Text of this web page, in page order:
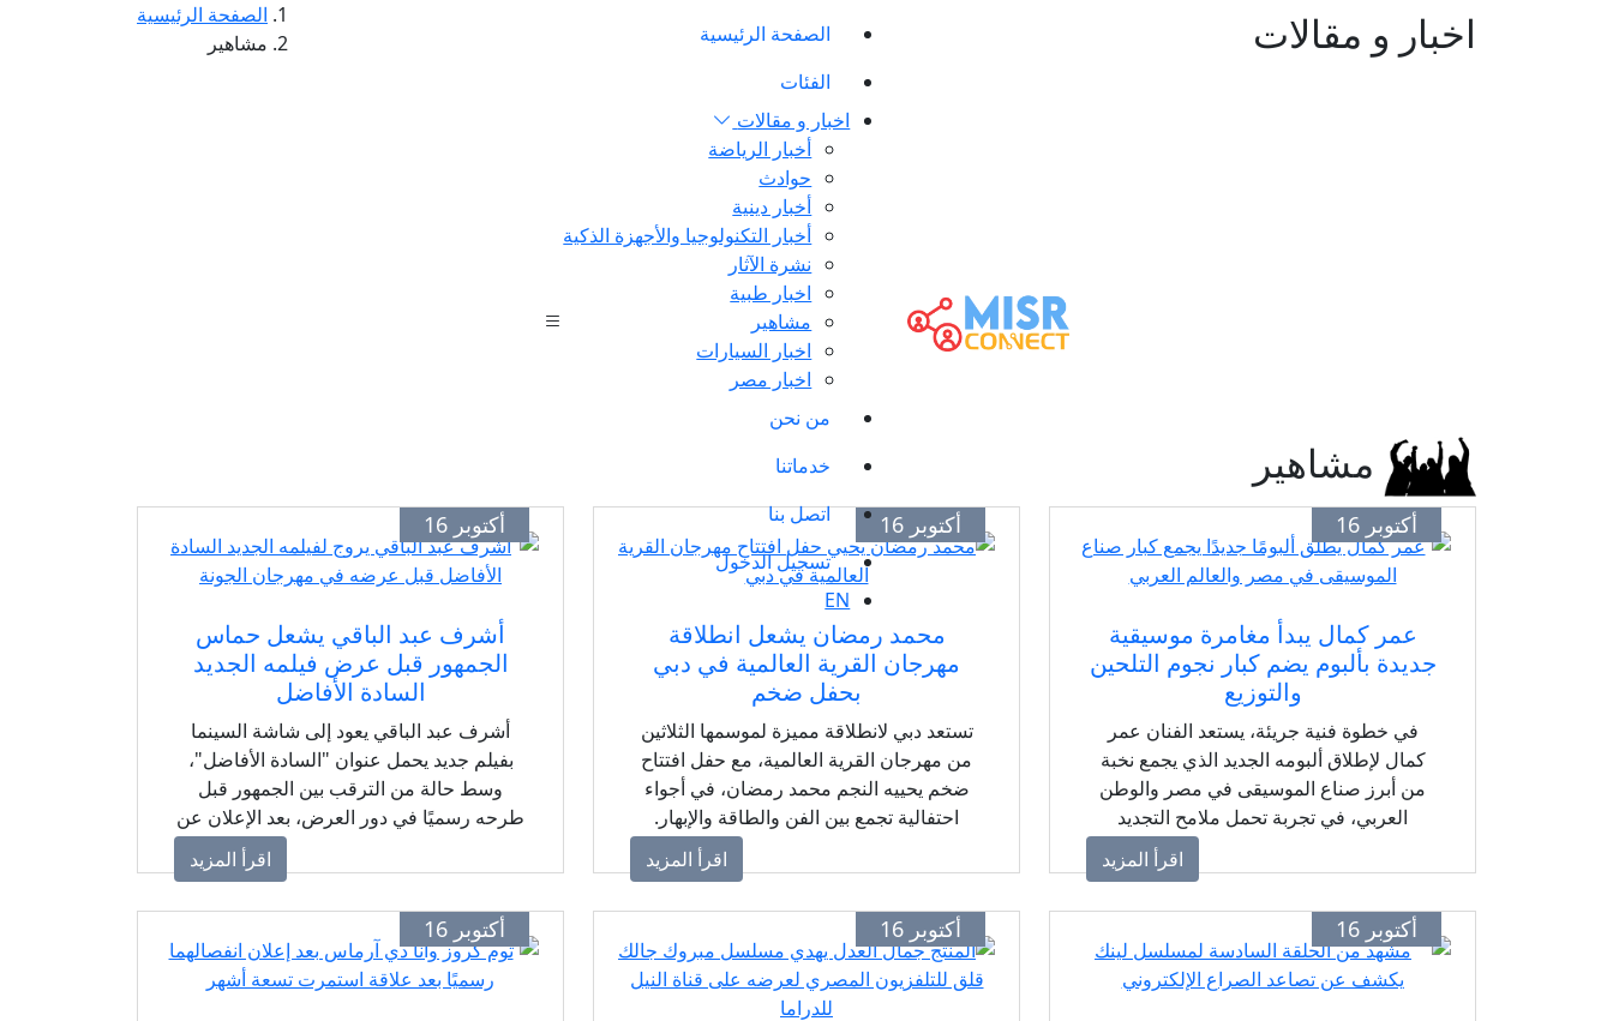
الصفحة الرئيسية
الفئات
اخبار و مقالات
أخبار الرياضة
حوادث
أخبار دينية
أخبار التكنولوجيا والأجهزة الذكية
نشرة الآثار
اخبار طبية
مشاهير
اخبار السيارات
اخبار مصر
من نحن
خدماتنا
اتصل بنا
تسجيل الدخول
EN
اخبار و مقالات
الصفحة الرئيسية
مشاهير
مشاهير
أكتوبر 16
عمر كمال يبدأ مغامرة موسيقية
جديدة بألبوم يضم كبار نجوم التلحين
والتوزيع
في خطوة فنية جريئة، يستعد الفنان عمر
كمال لإطلاق ألبومه الجديد الذي يجمع نخبة
من أبرز صناع الموسيقى في مصر والوطن
العربي، في تجربة تحمل ملامح التجديد
اقرأ المزيد
أكتوبر 16
محمد رمضان يشعل انطلاقة
مهرجان القرية العالمية في دبي
بحفل ضخم
تستعد دبي لانطلاقة مميزة لموسمها الثلاثين
من مهرجان القرية العالمية، مع حفل افتتاح
ضخم يحييه النجم محمد رمضان، في أجواء
احتفالية تجمع بين الفن والطاقة والإبهار.
اقرأ المزيد
أكتوبر 16
أشرف عبد الباقي يشعل حماس
الجمهور قبل عرض فيلمه الجديد
السادة الأفاضل
أشرف عبد الباقي يعود إلى شاشة السينما
بفيلم جديد يحمل عنوان "السادة الأفاضل"،
وسط حالة من الترقب بين الجمهور قبل
طرحه رسميًا في دور العرض، بعد الإعلان عن
مشاركته ضمن فعاليات مهرجان الجونة
السينمائي.
اقرأ المزيد
أكتوبر 16 أكتوبر 16 أكتوبر 16